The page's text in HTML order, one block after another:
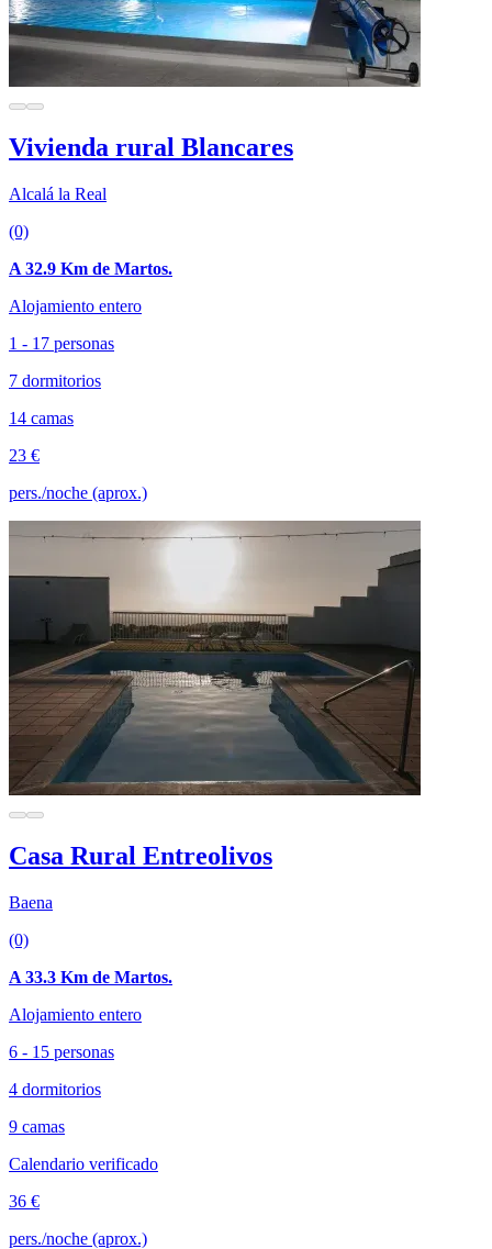
Vivienda rural Blancares
Alcalá la Real
(0)
A 32.9 Km de Martos.
Alojamiento entero
1 - 17 personas
7 dormitorios
14 camas
23 €
pers./noche (aprox.)
Casa Rural Entreolivos
Baena
(0)
A 33.3 Km de Martos.
Alojamiento entero
6 - 15 personas
4 dormitorios
9 camas
Calendario verificado
36 €
pers./noche (aprox.)